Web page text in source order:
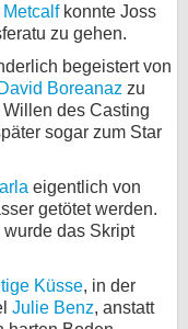
Metcalfkonnte Joss
zu gehen.
begeistert von
David Boreanaz zu
des Casting
sogar zum Star
eigentlich von
getötet werden.
das Skript
Küsse, in der
Julie Benz, anstatt